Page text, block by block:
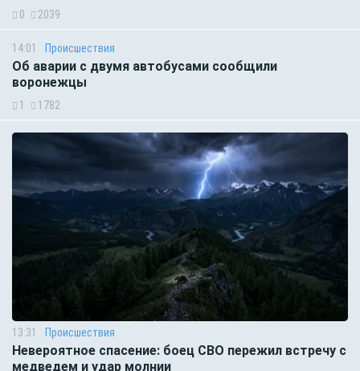
0 2039
14:01 Происшествия
Об аварии с двумя автобусами сообщили
воронежцы
1 1782
13:31 Происшествия
Невероятное спасение: боец СВО пережил встречу с
медведем и удар молнии